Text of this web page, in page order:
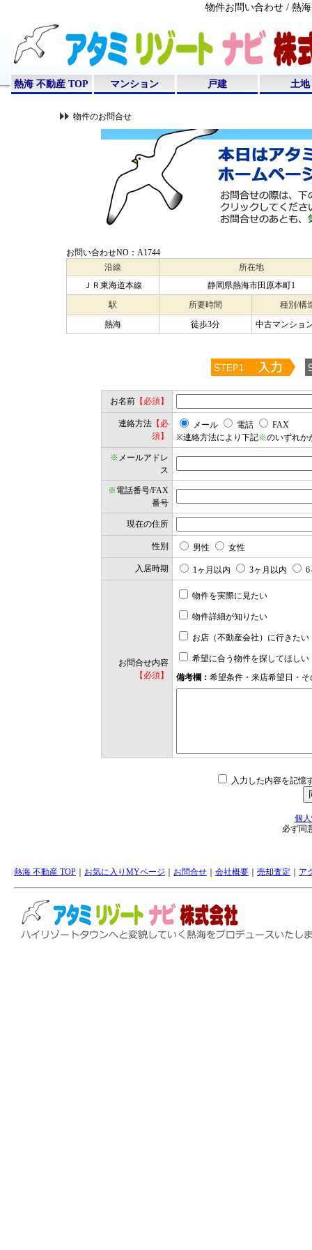
物件お問い合わせ / 熱
熱海 不動産 TOP マンション 戸建 土地
物件のお問合せ
お問い合わせNO：A1744
沿線
所在地
ＪＲ東海道本線
静岡県熱海市田原本町1
駅
所要時間
種別/構
熱海
徒歩3分 中古マンショ
お名前【必須】
連絡方法【必
須】
メール 電話
FAX
※連絡方法により下記※のいずれか
※ メールアドレ
ス
※電話番号/FAX
番号
現在の住所
性別 男性 女性
入居時期 1ヶ月以内 3ヶ月以内 6
お問合せ内容
【必須】
物件を実際に見たい
物件詳細が知りたい
お店（不動産会社）に行きたい
希望に合う物件を探してほしい
備考欄： 希望条件・来店希望日・
入力した内容を記憶
個
必ず同
熱海 不動産 TOP お気に入りMYページ お問合せ 会社概要 売却査定 ア